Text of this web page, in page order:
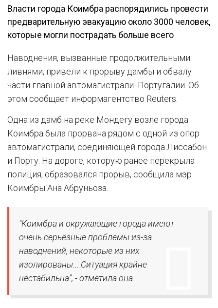
Власти города Коимбра распорядились провести
предварительную эвакуацию около 3000 человек,
которые могли пострадать больше всего
Наводнения, вызванные продолжительными
ливнями, привели к прорыву дамбы и обвалу
части главной автомагистрали Португалии. Об
этом сообщает информагентство Reuters.
Одна из дамб на реке Мондегу возле города
Коимбра была прорвана рядом с одной из опор
автомагистрали, соединяющей города Лиссабон
и Порту. На дороге, которую ранее перекрыла
полиция, образовался прорыв, сообщила мэр
Коимбры Ана Абруньоза.
"Коимбра и окружающие города имеют
очень серьёзные проблемы из-за
наводнений, некоторые из них
изолированы... Ситуация крайне
нестабильна", - отметила она.